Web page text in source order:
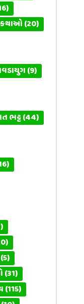
કથાઓ(20)
(9)
ભટ્ટ(44)
(5)
(31)
(115)